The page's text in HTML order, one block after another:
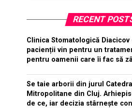
RECENT
Clinica Stomatologică
pacienții vin pentru un
pentru oamenii care îi fac să
Se taie arborii din jurul
Mitropolitane din Cluj.
de ce, iar decizia stârnește